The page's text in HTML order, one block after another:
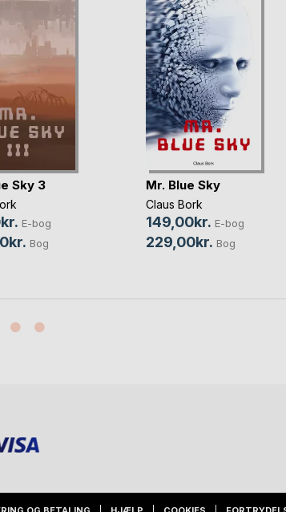
Sky 3
E-bog
Bog
Mr. Blue Sky
Claus Bork
149,00kr. E-bog
229,00kr. Bog